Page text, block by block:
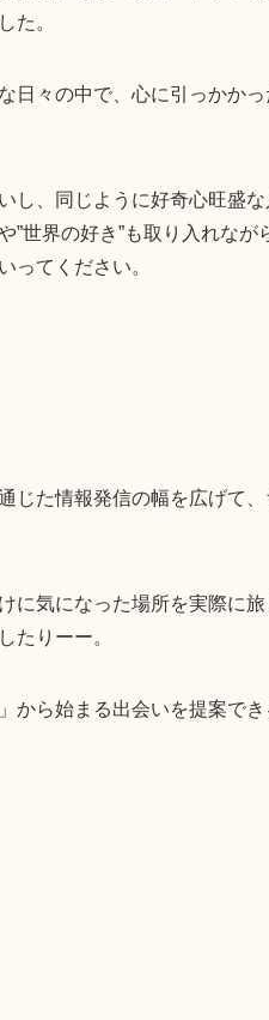
た。
日々の中で、心に引っかか
し、同じように好奇心旺盛
”世界の好き”も取り入れな
ってください。
じた情報発信の幅を広げて
に気になった場所を実際に
たりーー。
から始まる出会いを提案で